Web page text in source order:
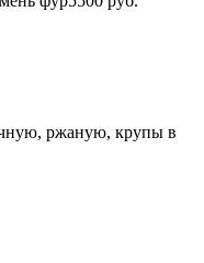
ржаную, крупы в